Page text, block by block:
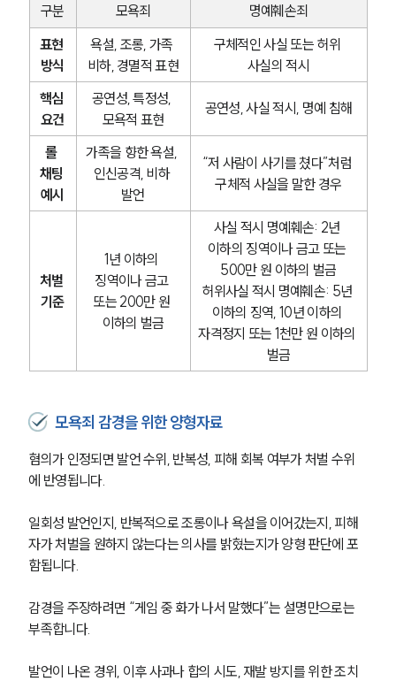
구분 모욕죄
명예훼손죄
표현
방식
욕설, 조롱, 가족
비하, 경멸적 표현
구체적인 사실 또는 허위
사실의 적시
핵심
요건
공연성, 특정성,
모욕적 표현
공연성, 사실 적시, 명예 침해
롤
채팅
예시
가족을 향한 욕설,
인신공격, 비하
발언
“저 사람이 사기를 쳤다”처럼
구체적 사실을 말한 경우
처벌
기준
1년 이하의
징역이나 금고
또는 200만 원
이하의 벌금
사실 적시 명예훼손: 2년
이하의 징역이나 금고 또는
500만 원 이하의 벌금
허위사실 적시 명예훼손: 5년
이하의 징역, 10년 이하의
자격정지 또는 1천만 원 이하의
벌금
모욕죄 감경을 위한 양형자료
혐의가 인정되면 발언 수위, 반복성, 피해 회복 여부가 처벌 수위
에 반영됩니다.
일회성 발언인지, 반복적으로 조롱이나 욕설을 이어갔는지, 피해
자가 처벌을 원하지 않는다는 의사를 밝혔는지가 양형 판단에 포
함됩니다.
감경을 주장하려면 “게임 중 화가 나서 말했다”는 설명만으로는
부족합니다.
발언이 나온 경위, 이후 사과나 합의 시도, 재발 방지를 위한 조치